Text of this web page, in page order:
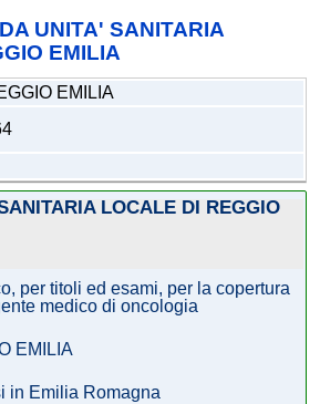
UNITA' SANITARIA
EMILIA
EMILIA
LOCALE DI REGGIO
per titoli ed esami, per la copertura
medico di oncologia
EMILIA
in Emilia Romagna